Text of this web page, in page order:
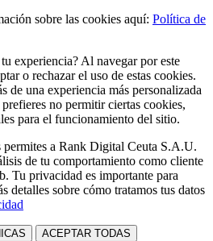
sobre las cookies aquí: Política de
experiencia? Al navegar por este
o rechazar el uso de estas cookies.
de una experiencia más personalizada
no permitir ciertas cookies,
para el funcionamiento del sitio.
permites a Rank Digital Ceuta S.A.U.
de tu comportamiento como cliente
Tu privacidad es importante para
detalles sobre cómo tratamos tus datos
ACEPTAR TODAS